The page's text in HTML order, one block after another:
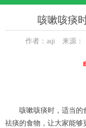
咳嗽咳痰
作者：aqi 来源：
咳嗽咳痰时，适当的
祛痰的食物，让大家能够